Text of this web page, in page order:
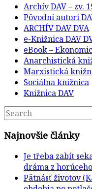
Archív DAV – zv.
Pôvodní autori
ARCHÍV DAV DVA
e-Knižnica DAV
eBook –
Anarchistická
Marxistická
Sociálna knižnica
Knižnica DAV
Najnovšie články
Je třeba zabít
dráma z
Pätnásť životov